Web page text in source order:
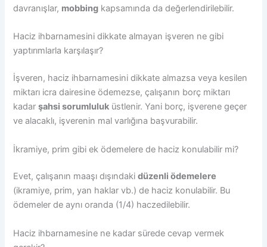
davranışlar, mobbing kapsamında da değerlendirilebilir.
Haciz ihbarnamesini dikkate almayan işveren ne gibi
yaptırımlarla karşılaşır?
İşveren, haciz ihbarnamesini dikkate almazsa veya kesilen
miktarı icra dairesine ödemezse, çalışanın borç miktarı
kadarşahsi sorumluluk üstlenir. Yani borç, işverene geçer
ve alacaklı, işverenin mal varlığına başvurabilir.
İkramiye, prim gibi ek ödemelere de haciz konulabilir mi?
Evet, çalışanın maaşı dışındakidüzenli ödemelere
(ikramiye, prim, yan haklar vb.) de haciz konulabilir. Bu
ödemeler de aynı oranda (1/4) haczedilebilir.
Haciz ihbarnamesine ne kadar sürede cevap vermek